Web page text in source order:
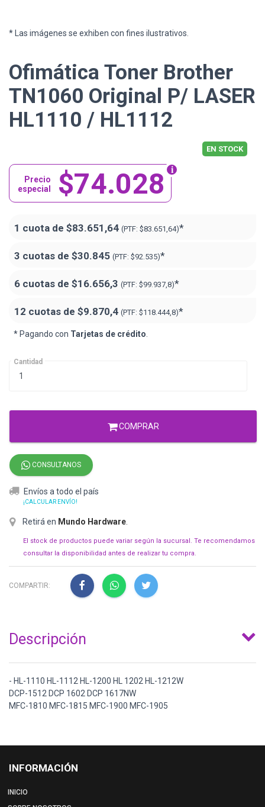
* Las imágenes se exhiben con fines ilustrativos.
Ofimática Toner Brother
TN1060 Original P/ LASER
HL1110 / HL1112
EN STOCK
$74.028
Precio
especial
1 cuota de $83.651,64 (PTF: $83.651,64)*
3 cuotas de $30.845 (PTF: $92.535)*
6 cuotas de $16.656,3 (PTF: $99.937,8)*
12 cuotas de $9.870,4 (PTF: $118.444,8)*
* Pagando con Tarjetas de crédito.
Cantidad
COMPRAR
CONSULTANOS
Envíos a todo el país
¡CALCULAR ENVÍO!
Retirá en Mundo Hardware
El stock de productos puede variar según la sucursal. Te recomendamos
consultar la disponibilidad antes de realizar tu compra.
COMPARTIR:
Descripción
- HL-1110 HL-1112 HL-1200 HL 1202 HL-1212W
DCP-1512 DCP 1602 DCP 1617NW
MFC-1810 MFC-1815 MFC-1900 MFC-1905
INFORMACIÓN
INICIO